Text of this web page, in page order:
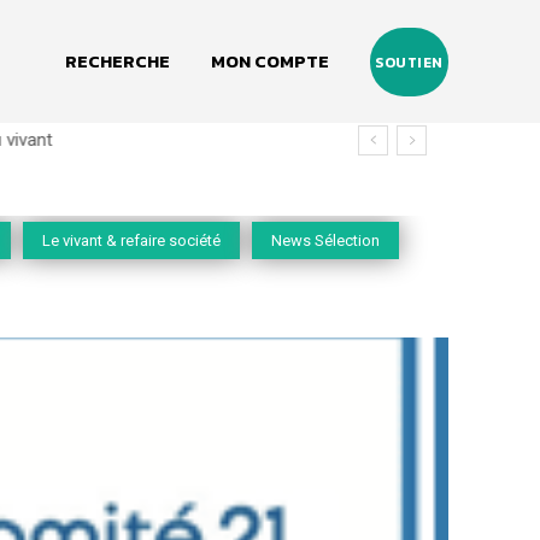
RECHERCHE MON COMPTE SOUTIEN
Le vivant & refaire société News Sélection